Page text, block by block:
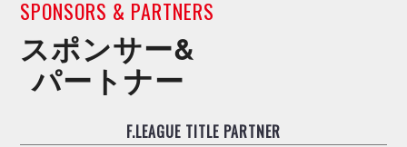
選手の通算記録（Ｆ２）
ヴォスクオーレ仙台
マルバ水戸FC
Y．S．C．C．横浜
SPONSORS & PARTNERS
スポンサー&
パートナー
F.LEAGUE TITLE PARTNER